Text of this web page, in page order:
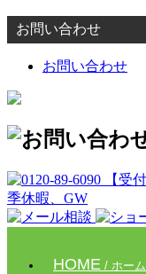
お問い合わせ
お問い合わせ
HOME / ホーム